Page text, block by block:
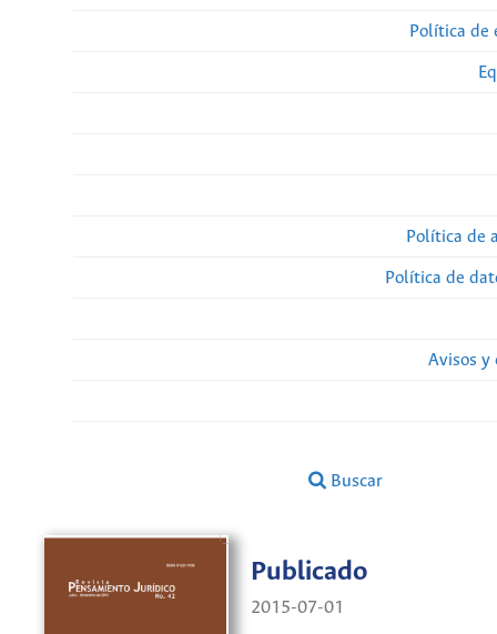
Política
Política de
Política de
Avisos y
Buscar
Publicado
2015-07-01